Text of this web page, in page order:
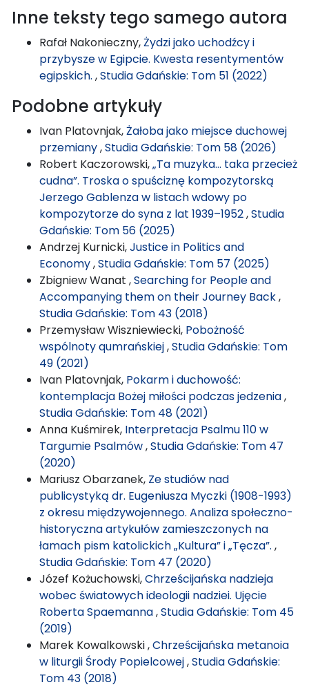
Inne teksty tego samego autora
Rafał Nakonieczny,Żydzi jako uchodźcy i
przybysze w Egipcie. Kwesta resentymentów
egipskich. ,Studia Gdańskie: Tom 51 (2022)
Podobne artykuły
Ivan Platovnjak,Żałoba jako miejsce duchowej
przemiany,Studia Gdańskie: Tom 58 (2026)
Robert Kaczorowski,„Ta muzyka… taka przecież
cudna”. Troska o spuściznę kompozytorską
Jerzego Gablenza w listach wdowy po
kompozytorze do syna z lat 1939–1952,Studia
Gdańskie: Tom 56 (2025)
Andrzej Kurnicki,Justice in Politics and
Economy,Studia Gdańskie: Tom 57 (2025)
Zbigniew Wanat ,Searching for People and
Accompanying them on their Journey Back,
Studia Gdańskie: Tom 43 (2018)
Przemysław Wiszniewiecki, Pobożność
wspólnoty qumrańskiej,Studia Gdańskie: Tom
49 (2021)
Ivan Platovnjak, Pokarm i duchowość:
kontemplacja Bożej miłości podczas jedzenia,
Studia Gdańskie: Tom 48 (2021)
Anna Kuśmirek, Interpretacja Psalmu 110 w
Targumie Psalmów,Studia Gdańskie: Tom 47
(2020)
Mariusz Obarzanek, Ze studiów nad
publicystyką dr. Eugeniusza Myczki (1908-1993)
z okresu międzywojennego. Analiza społeczno-
historyczna artykułów zamieszczonych na
łamach pism katolickich „Kultura” i „Tęcza”. ,
Studia Gdańskie: Tom 47 (2020)
Józef Kożuchowski,Chrześcijańska nadzieja
wobec światowych ideologii nadziei. Ujęcie
Roberta Spaemanna,Studia Gdańskie: Tom 45
(2019)
Marek Kowalkowski ,Chrześcijańska metanoia
w liturgii Środy Popielcowej,Studia Gdańskie:
Tom 43 (2018)